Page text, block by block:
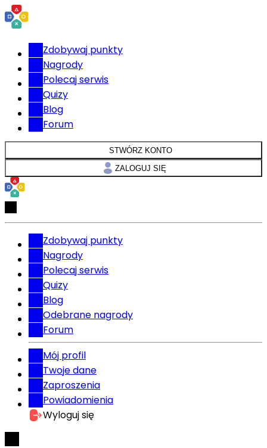
Zdobywaj punkty
Nagrody
Polecaj serwis
Quizy
Blog
Forum
STWÓRZ KONTO
ZALOGUJ SIĘ
Zdobywaj punkty
Nagrody
Polecaj serwis
Quizy
Blog
Odebrane nagrody
Forum
Mój profil
Twoje dane
Zaproszenia
Powiadomienia
Wyloguj się